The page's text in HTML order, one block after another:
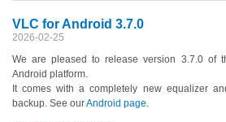
VLC for Android 3.7.0
2026-02-25
We are pleased to release version 3.7.0 of
Android platform.
It comes with a completely new equalizer
backup. See ourAndroid page.